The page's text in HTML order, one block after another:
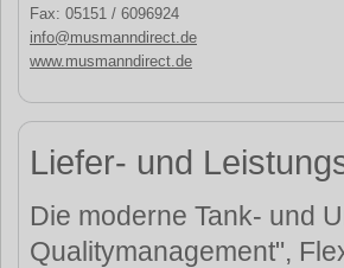
Fax: 05151 / 6096924
info@musmanndirect.de
www.musmanndirect.de
Liefer- und
Die moderne Tank- und
Qualitymanagement",